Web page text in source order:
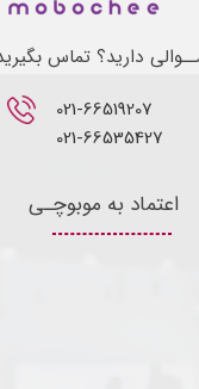
021-66519207​​​​​​​
021-66535427
دارید؟ تماس
اعتماد به موبوچـی